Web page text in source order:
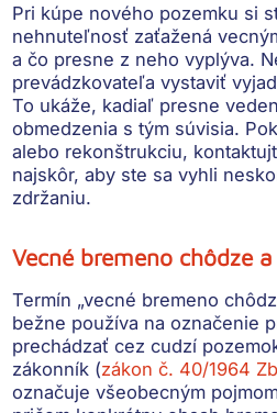
Pri kúpe nového pozemku si
nehnuteľnosť zaťažená
a čo presne z neho vyplýva.
prevádzkovateľa vystaviť
To ukáže, kadiaľ presne
obmedzenia s tým súvisia.
alebo rekonštrukciu,
najskôr, aby ste sa vyhli
zdržaniu.
Vecné bremeno chôdze
Termín „vecné bremeno
bežne používa na označenie
prechádzať cez cudzí
zákonník (zákon č. 40/1964
označuje všeobecným